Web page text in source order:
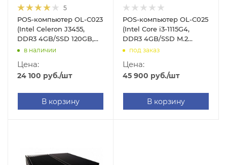
5
POS-компьютер OL-C023
(Intel Celeron J3455,
DDR3 4GB/SSD 120GB,
без ОС)
в наличии
Цена:
24 100 руб./шт
В корзину
POS-компьютер OL-C025
(Intel Core i3-1115G4,
DDR3 4GB/SSD M.2
128GB, без ОС)
под заказ
Цена:
45 900 руб./шт
В корзину